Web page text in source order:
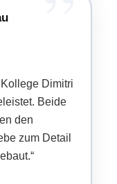
Dimitri
Beide
den
zum Detail